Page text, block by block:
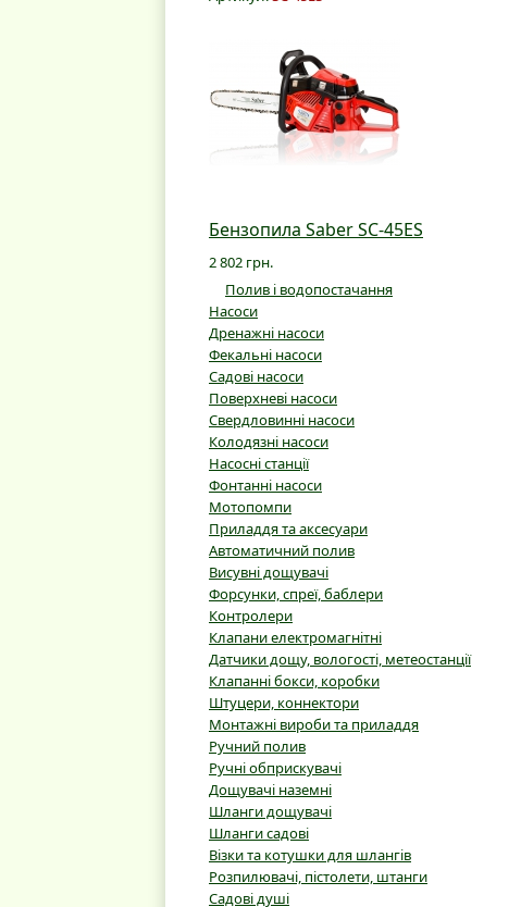
Бензопила Saber SC-45ES
2 802 грн.
Полив і водопостачання
Насоси
Дренажні насоси
Фекальні насоси
Садові насоси
Поверхневі насоси
Свердловинні насоси
Колодязні насоси
Насосні станції
Фонтанні насоси
Мотопомпи
Приладдя та аксесуари
Автоматичний полив
Висувні дощувачі
Форсунки, спреї, баблери
Контролери
Клапани електромагнітні
Датчики дощу, вологості, метеостанції
Клапанні бокси, коробки
Штуцери, коннектори
Монтажні вироби та приладдя
Ручний полив
Ручні обприскувачі
Дощувачі наземні
Шланги дощувачі
Шланги садові
Візки та котушки для шлангів
Розпилювачі, пістолети, штанги
Садові душі